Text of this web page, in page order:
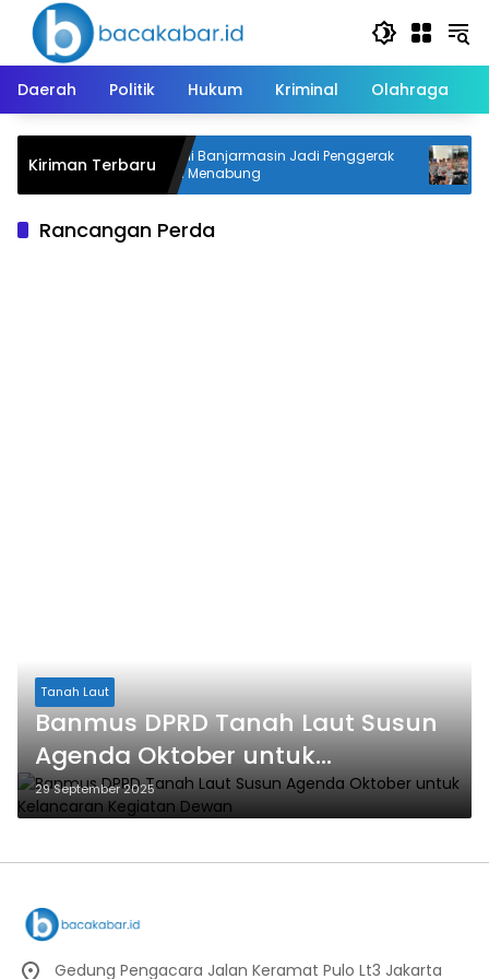
Langsung
konten
Daerah
Politik Hukum Kriminal Olahraga
Kiriman TerbaruDua SD di Banjarmasin Jadi Penggerak
Budaya Menabung
15
Rancangan Perda
Tanah Laut
Banmus DPRD Tanah Laut Susun
Agenda Oktober untuk
Kelancaran Kegiatan Dewan
29 September 2025
Gedung Pengacara Jalan Keramat Pulo Lt3 Jakarta